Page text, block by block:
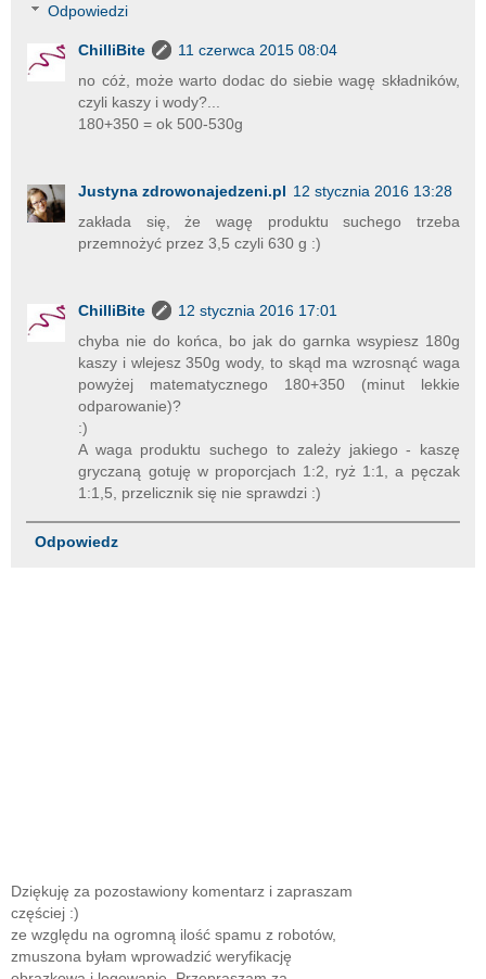
Odpowiedzi
ChilliBite
11 czerwca 2015 08:04
no cóż, może warto dodac do siebie wagę składników,
czyli kaszy i wody?...
180+350 = ok 500-530g
Justyna zdrowonajedzeni.pl 12 stycznia 2016 13:28
zakłada się, że wagę produktu suchego trzeba
przemnożyć przez 3,5 czyli 630 g :)
ChilliBite
12 stycznia 2016 17:01
chyba nie do końca, bo jak do garnka wsypiesz 180g
kaszy i wlejesz 350g wody, to skąd ma wzrosnąć waga
powyżej matematycznego 180+350 (minut lekkie
odparowanie)?
:)
A waga produktu suchego to zależy jakiego - kaszę
gryczaną gotuję w proporcjach 1:2, ryż 1:1, a pęczak
1:1,5, przelicznik się nie sprawdzi :)
Odpowiedz
Dziękuję za pozostawiony komentarz i zapraszam
częściej :)
ze względu na ogromną ilość spamu z robotów,
zmuszona byłam wprowadzić weryfikację